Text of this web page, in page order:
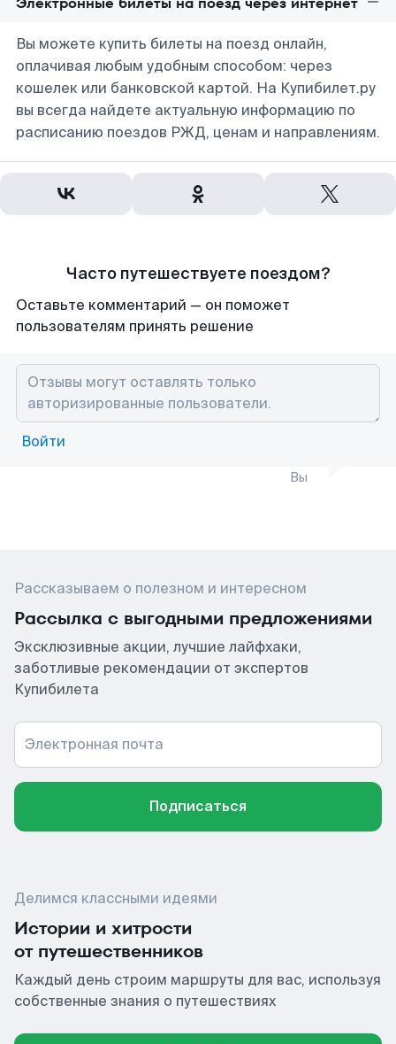
Вы можете купить билеты на поезд онлайн,
оплачивая любым удобным способом: через
кошелек или банковской картой. На Купибилет.ру
вы всегда найдете актуальную информацию по
расписанию поездов РЖД, ценам и направлениям.
Часто путешествуете поездом?
Оставьте комментарий — он поможет
пользователям принять решение
Войти
Вы
Рассказываем о полезном и интересном
Рассылка с выгодными предложениями
Эксклюзивные акции, лучшие лайфхаки,
заботливые рекомендации от экспертов
Купибилета
Электронная почта
Подписаться
Делимся классными идеями
Истории и хитрости
от путешественников
Каждый день строим маршруты для вас, используя
собственные знания о путешествиях